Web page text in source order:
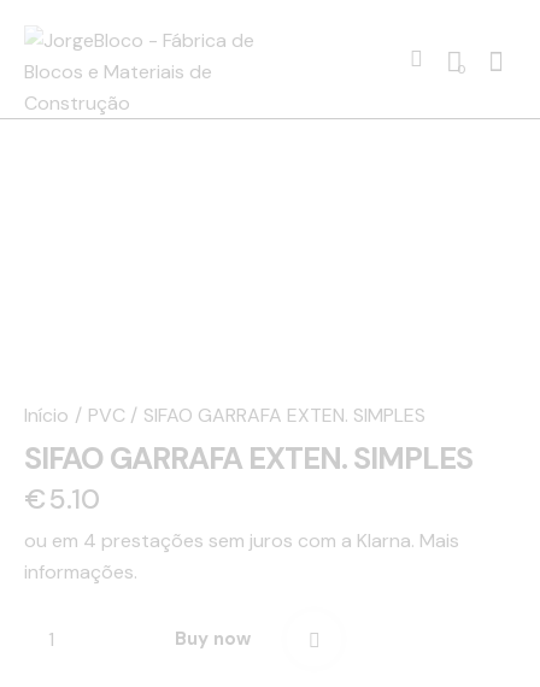
0
Início PVC SIFAO GARRAFA EXTEN. SIMPLES
SIFAO GARRAFA EXTEN. SIMPLES
€5.10
ou em 4 prestações sem juros com a Klarna. Mais
informações.
Buy now